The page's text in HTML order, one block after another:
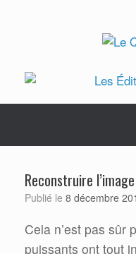
Reconstruire
Publié le 8 décembre
Cela n’est pas sûr
puissants ont tout